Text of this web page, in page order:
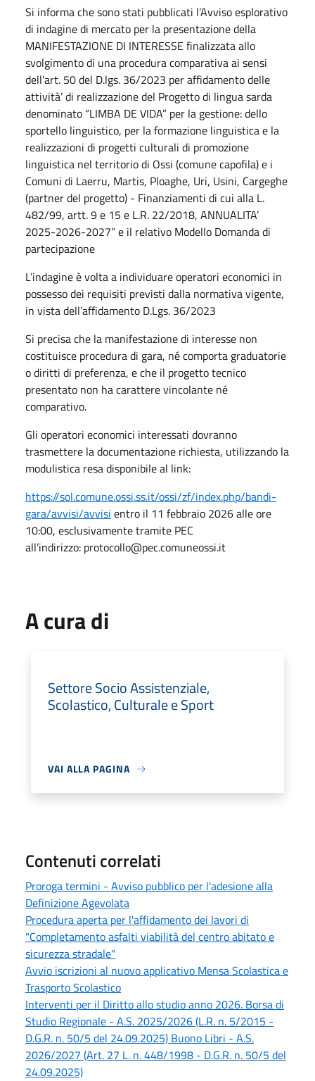
Si informa che sono stati pubblicati l’Avviso esplorativo
di indagine di mercato per la presentazione della
MANIFESTAZIONE DI INTERESSE finalizzata allo
svolgimento di una procedura comparativa ai sensi
dell'art. 50 del D.lgs. 36/2023 per affidamento delle
attività’ di realizzazione del Progetto di lingua sarda
denominato “LIMBA DE VIDA” per la gestione: dello
sportello linguistico, per la formazione linguistica e la
realizzazioni di progetti culturali di promozione
linguistica nel territorio di Ossi (comune capofila) e i
Comuni di Laerru, Martis, Ploaghe, Uri, Usini, Cargeghe
(partner del progetto) - Finanziamenti di cui alla L.
482/99, artt. 9 e 15 e L.R. 22/2018, ANNUALITA’
2025-2026-2027” e il relativo Modello Domanda di
partecipazione
L’indagine è volta a individuare operatori economici in
possesso dei requisiti previsti dalla normativa vigente,
in vista dell’affidamento D.Lgs. 36/2023
Si precisa che la manifestazione di interesse non
costituisce procedura di gara, né comporta graduatorie
o diritti di preferenza, e che il progetto tecnico
presentato non ha carattere vincolante né
comparativo.
Gli operatori economici interessati dovranno
trasmettere la documentazione richiesta, utilizzando la
modulistica resa disponibile al link:
https://sol.comune.ossi.ss.it/ossi/zf/index.php/bandi-
gara/avvisi/avvisi entro il 11 febbraio 2026 alle ore
10:00, esclusivamente tramite PEC
all’indirizzo: protocollo@pec.comuneossi.it
A cura di
Settore Socio Assistenziale,
Scolastico, Culturale e Sport
VAI ALLA PAGINA
Contenuti correlati
Proroga termini - Avviso pubblico per l'adesione alla
Definizione Agevolata
Procedura aperta per l'affidamento dei lavori di
"Completamento asfalti viabilità del centro abitato e
sicurezza stradale"
Avvio iscrizioni al nuovo applicativo Mensa Scolastica e
Trasporto Scolastico
Interventi per il Diritto allo studio anno 2026. Borsa di
Studio Regionale - A.S. 2025/2026 (L.R. n. 5/2015 -
D.G.R. n. 50/5 del 24.09.2025) Buono Libri - A.S.
2026/2027 (Art. 27 L. n. 448/1998 - D.G.R. n. 50/5 del
24.09.2025)